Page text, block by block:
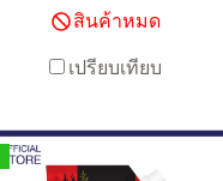
สินค้าหมด
เปรียบเทียบ